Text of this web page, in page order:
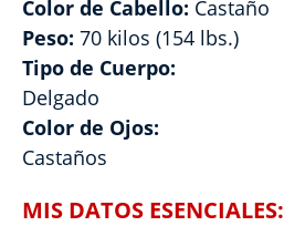
Color de Cabello: Castaño
Peso: 70 kilos (154 lbs.)
Tipo de Cuerpo:
Delgado
Color de Ojos:
Castaños
MIS DATOS ESENCIALES: